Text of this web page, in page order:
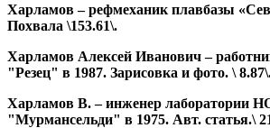
Харламов – рефмеханик плавбазы
Похвала \153.61\.
Харламов Алексей Иванович –
"Резец" в 1987. Зарисовка и фото. \
Харламов В. – инженер лаборатории
"Мурмансельди" в 1975. Авт. статья.\